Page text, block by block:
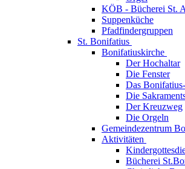
KÖB - Bücherei St.
Suppenküche
Pfadfindergruppen
St. Bonifatius
Bonifatiuskirche
Der Hochaltar
Die Fenster
Das
Die
Der Kreuzweg
Die Orgeln
Gemeindezentrum
Aktivitäten
Bücherei